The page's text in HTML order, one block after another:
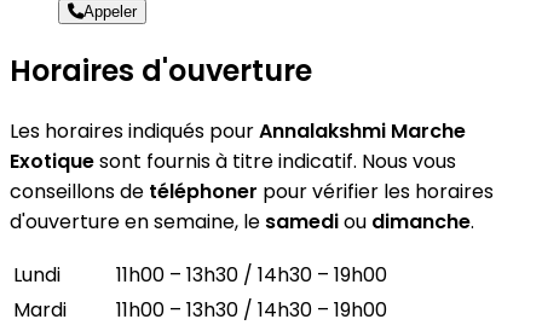
Appeler
Horaires d'ouverture
Les horaires indiqués pourAnnalakshmi Marche
Exotiquesont fournis à titre indicatif. Nous vous
conseillons de téléphoner pour vérifier les horaires
d'ouverture en semaine, le samediou dimanche.
Lundi
11h00 – 13h30 / 14h30 – 19h00
Mardi
11h00 – 13h30 / 14h30 – 19h00